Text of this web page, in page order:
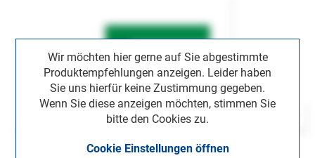
Wir möchten hier gerne auf Sie abgestimmte
Produktempfehlungen anzeigen. Leider haben
Sie uns hierfür keine Zustimmung gegeben.
Wenn Sie diese anzeigen möchten, stimmen Sie
bitte den Cookies zu.
Cookie Einstellungen öffnen